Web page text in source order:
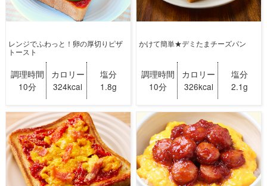
レンジでふわっと！卵の厚切りピザ
トースト
調理時間
10分
カロリー
324kcal
塩分
1.8g
かけて簡単★デミたまチーズパン
調理時間
10分
カロリー
326kcal
塩分
2.1g